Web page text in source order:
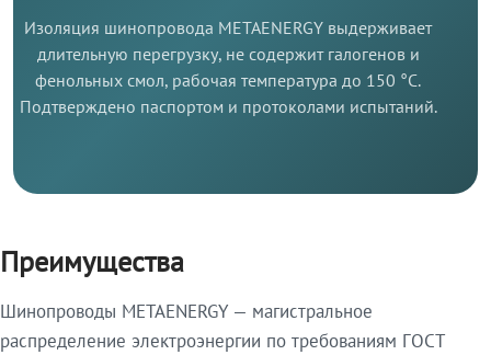
Изоляция шинопровода METAENERGY выдерживает
длительную перегрузку, не содержит галогенов и
фенольных смол, рабочая температура до 150 °C.
Подтверждено паспортом и протоколами испытаний.
Преимущества
Шинопроводы METAENERGY — магистральное
распределение электроэнергии по требованиям ГОСТ